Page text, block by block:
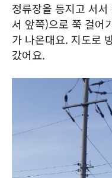
정류장을 등지고 서
서 앞쪽)으로 쭉 걸어
가 나온대요. 지도로
갔어요.